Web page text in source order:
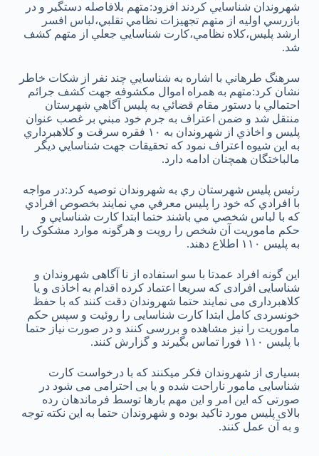
شهروندان شناسايي کردند افزود:متهم بلافاصله دستگير و در
بازرسي اوليه از متهم تجهيزات نظامي تقلبي،لباس افسر
ارشد پليس،کلاه نظامي،کارت شناسايي جعلي از متهم کشف
شد.
سرهنگ طرهاني با اشاره به شناسايي چند نفر از شکات خاطر
نشان کرد:متهم به همراه اموال مکشوفه جهت کشف جرائم
احتمالي با دستور مقام قضائي به پليس آگاهي شهرستان
منتقل شد و ضمن اعتراف به جرم خود مبني بر غصب عنوان
پليس و اخاذي از شهروندان به ۱۰ فقره سرقت و کلاهبرداري
به اين شيوه اعتراف نمود که تحقيقات جهت شناسايي ديگر
مالباختگان همچنان ادامه دارد.
رئيس پليس شهرستان ري به شهروندان توصيه کرد:در مواجه
با افرادي که خود را پليس معرفي مي نمايند بخصوص افرادي
که با لباس شخصي مي باشند حتما ابتدا کارت شناسايي و
حکم ماموريت آن شخص را رويت و هرگونه موارد مشکوک را
به پليس ۱۱۰ اطلاع دهند.
این گونه افراد عمدتا با سو استفاده از نا آگاهی شهروندان و
شناسایی افرادی که سریعا اعتماد کرده اقدام به اخاذی و یا
کلاهبرداری می نمایند حتما شهروندان دقت کنند که با حفظ
خونسردی کامل ابتدا کارت شناسایی را روئیت و سپس حکم
ماموریت را نیز مشاهده و بررسی کنند و در صورت نیاز حتما
با پلیس ۱۱۰ فورا تماس بگیرند و گزارش کنند.
بسیاری از شهروندان فکر میکنند که با درخواست کارت
شناسایی مامور ناراحت شده و یا بی احترامی می شود در
صورتی که این امر و این مهم بارها توسط فرماندهان رده
بالای پلیس مورد تاکید بوده و شهروندان حتما به این نکته توجه
و به آن عمل کنند.